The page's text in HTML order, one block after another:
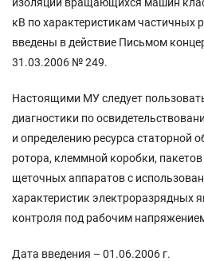
кВ по характеристикам частичных
введены в действие Письмом
31.03.2006 № 249.
Настоящими МУ следует
диагностики по
и определению ресурса статорной
ротора, клеммной коробки,
щеточных аппаратов с
характеристик электроразрядных
контроля под рабочим
Дата введения – 01.06.2006 г.